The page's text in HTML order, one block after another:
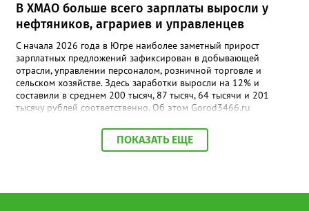
В ХМАО больше всего зарплаты выросли у
нефтяников, аграриев и управленцев
С начала 2026 года в Югре наиболее заметный прирост
зарплатных предложений зафиксирован в добывающей
отрасли, управлении персоналом, розничной торговле и
сельском хозяйстве. Здесь заработки выросли на 12% и
составили в среднем 200 тысяч, 87 тысяч, 64 тысячи и 201
тысячу рублей соответственно. Об этом Gorod3466.ru
также туризм, гостиничный и ресторанный бизнес (+11%, до
68,4 тыс. рублей), производство и сервисное обслуживание
Отдельный тренд — рост оплаты на подработке: за год
ПОКАЗАТЬ ЕЩЕ